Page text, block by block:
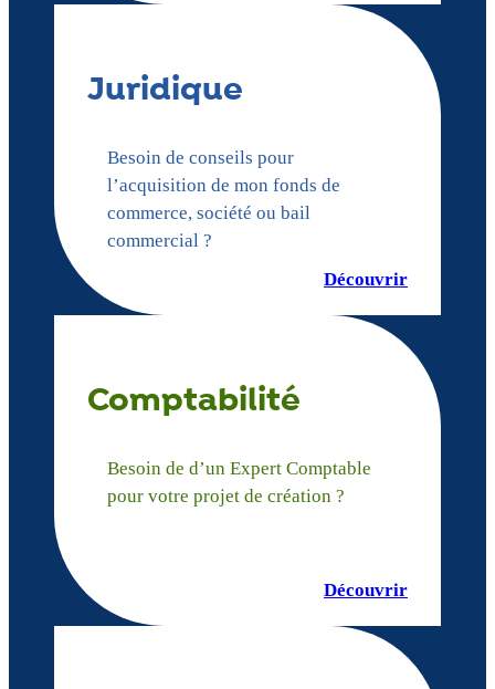
Juridique
Besoin de conseils pour
l’acquisition de mon fonds de
commerce, société ou bail
commercial ?
Découvrir
Comptabilité
Besoin de d’un Expert Comptable
pour votre projet de création ?
Découvrir